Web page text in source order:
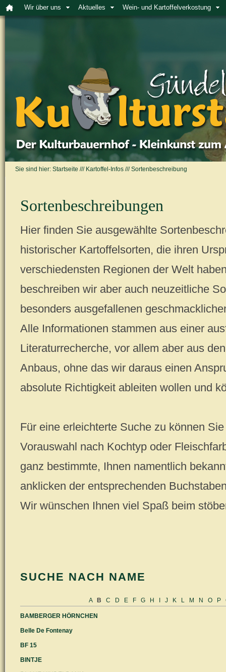
Wir über uns Aktuelles Wein- und Kartoffelverkostung
Sie sind hier: Startseite /// Kartoffel-Infos ///Sortenbeschreibung
Sortenbeschreibungen
Hier finden Sie ausgewählte
historischer Kartoffelsorten, die ihren
verschiedensten Regionen der Welt
beschreiben wir aber auch neuzeitliche
besonders ausgefallenen
Alle Informationen stammen aus einer
Literaturrecherche, vor allem aber aus
Anbaus, ohne das wir daraus einen
absolute Richtigkeit ableiten wollen und
Für eine erleichterte Suche zu können
Vorauswahl nach Kochtyp oder
ganz bestimmte, Ihnen namentlich
anklicken der entsprechenden
Wir wünschen Ihnen viel Spaß beim
SUCHE NACH NAME
A B C D E F G H J K L M N O P
BAMBERGER HÖRNCHEN
Belle De Fontenay
BF 15
BINTJE